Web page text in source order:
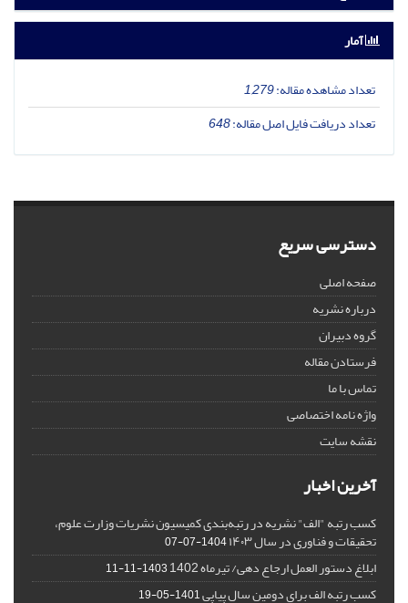
آمار
تعداد مشاهده مقاله:1,279
تعداد دریافت فایل اصل مقاله:648
دسترسی سریع
صفحه اصلی
درباره نشریه
گروه دبیران
فرستادن مقاله
تماس با ما
واژه نامه اختصاصی
نقشه سایت
آخرین اخبار
کسب رتبه "الف" نشریه در رتبه‌بندی کمیسیون نشریات وزارت علوم،
تحقیقات و فناوری در سال ۱۴۰۳ 1404-07-07
ابلاغ دستور العمل ارجاع دهی/ تیرماه 1402 1403-11-11
کسب رتبه الف برای دومین سال پیاپی1401-05-19